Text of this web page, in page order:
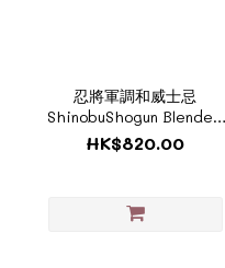
忍將軍調和威士忌
ShinobuShogun Blended
Whisky《風土系列 -
ZTJ196》
HK$820.00